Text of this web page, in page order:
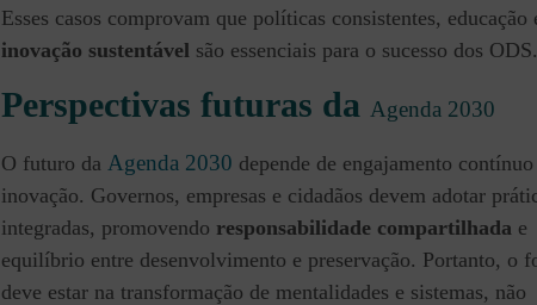
Esses casos comprovam que políticas consistentes, educação
inovação sustentável são essenciais para o sucesso dos ODS.
Perspectivas futuras da Agenda 2030
O futuro da Agenda 2030 depende de engajamento contínuo
inovação. Governos, empresas e cidadãos devem adotar
integradas, promovendo responsabilidade compartilhada e
equilíbrio entre desenvolvimento e preservação. Portanto, o
deve estar na transformação de mentalidades e sistemas, não